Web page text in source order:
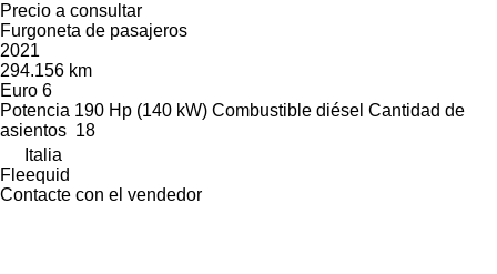
Precio a consultar
Furgoneta de pasajeros
2021
294.156 km
Euro 6
Potencia 190 Hp (140 kW) Combustible diésel Cantidad de
asientos 18
Italia
Fleequid
Contacte con el vendedor